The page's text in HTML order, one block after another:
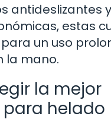
antideslizantes y
estas
un uso
la mano.
la mejor
helado